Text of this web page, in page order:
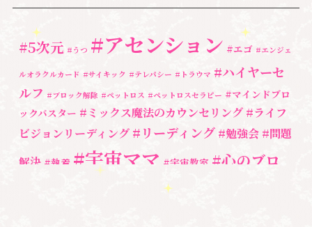
個人セッション(65)
養成講座(72)
勉強会・セミナー (54)
セミナー情報(17)
#5次元 #うつ #アセンション #エゴ #エンジェ
ルオラクルカード #サイキック #テレパシー #トラウマ #ハイヤーセ
ルフ #ブロック解除 #ペットロス #ペットロスセラピー #マインドブロ
ックバスター #ミックス魔法のカウンセリング #ライフ
ビジョンリーディング #リーディング #勉強会 #問題
解決 #執着 #宇宙ママ #宇宙教室 #心のブロ
#湘南心の森セラピールーム